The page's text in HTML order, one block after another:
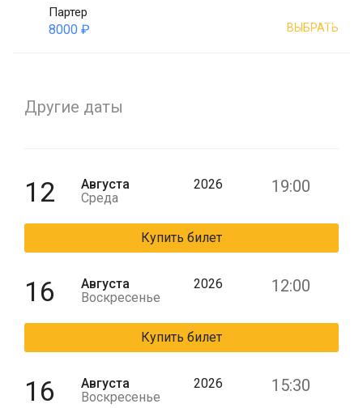
Партер
8000 ₽ ВЫБРАТЬ
Другие даты
12
Августа
Среда
2026 19:00
Купить билет
16
Августа
Воскресенье
2026 12:00
Купить билет
16
Августа
Воскресенье
2026 15:30